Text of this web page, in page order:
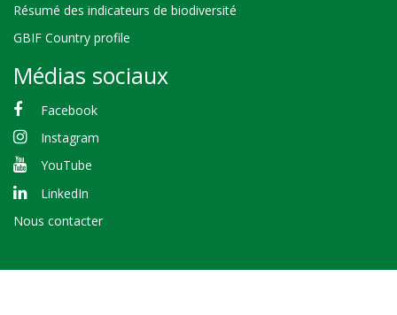
Résumé des indicateurs de biodiversité
GBIF Country profile
Médias sociaux
Facebook
Instagram
YouTube
LinkedIn
Nous contacter